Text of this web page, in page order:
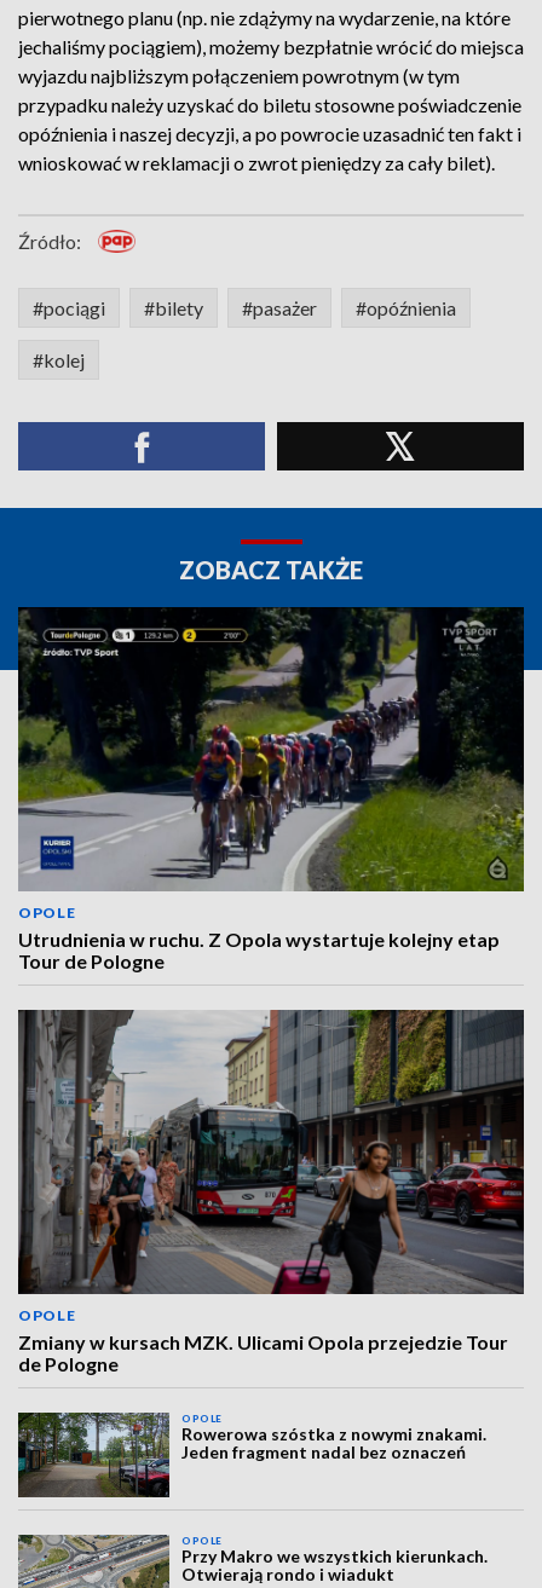
pierwotnego planu (np. nie zdążymy na wydarzenie, na które
jechaliśmy pociągiem), możemy bezpłatnie wrócić do miejsca
wyjazdu najbliższym połączeniem powrotnym (w tym
przypadku należy uzyskać do biletu stosowne poświadczenie
opóźnienia i naszej decyzji, a po powrocie uzasadnić ten fakt i
wnioskować w reklamacji o zwrot pieniędzy za cały bilet).
Źródło:
#pociągi #bilety #pasażer #opóźnienia
#kolej
ZOBACZ TAKŻE
OPOLE
Utrudnienia w ruchu. Z Opola wystartuje kolejny etap
Tour de Pologne
OPOLE
Zmiany w kursach MZK. Ulicami Opola przejedzie Tour
de Pologne
OPOLE
Rowerowa szóstka z nowymi znakami.
Jeden fragment nadal bez oznaczeń
OPOLE
Przy Makro we wszystkich kierunkach.
Otwierają rondo i wiadukt